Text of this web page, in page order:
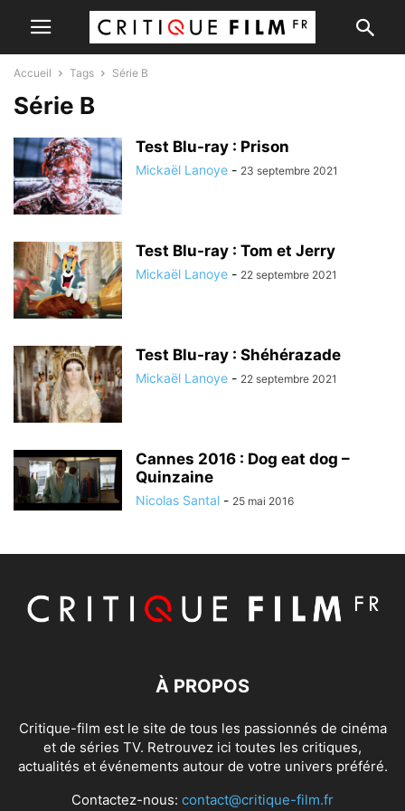
Accueil Tags Série B
Série B
Test Blu-ray : Prison
Mickaël Lanoye - 23 septembre 2021
Test Blu-ray : Tom et Jerry
Mickaël Lanoye - 22 septembre 2021
Test Blu-ray : Shéhérazade
Mickaël Lanoye - 22 septembre 2021
Cannes 2016 : Dog eat dog –
Quinzaine
Nicolas Santal - 25 mai 2016
À PROPOS
Critique-film est le site de tous les passionnés de cinéma
et de séries TV. Retrouvez ici toutes les critiques,
actualités et événements autour de votre univers préféré.
Contactez-nous: contact@critique-film.fr